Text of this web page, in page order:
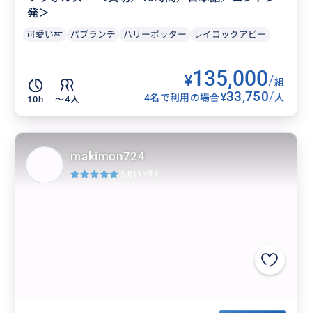
発＞
可愛い村 パブランチ ハリーポッター レイコックアビー
10h 〜4人
¥135,000/組
4名で利用の場合¥33,750/人
makimon724
5.0 (15件)